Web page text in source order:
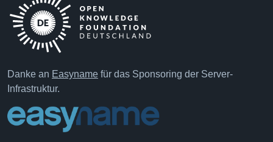
Danke an Easyname für das Sponsoring der Server-
Infrastruktur.